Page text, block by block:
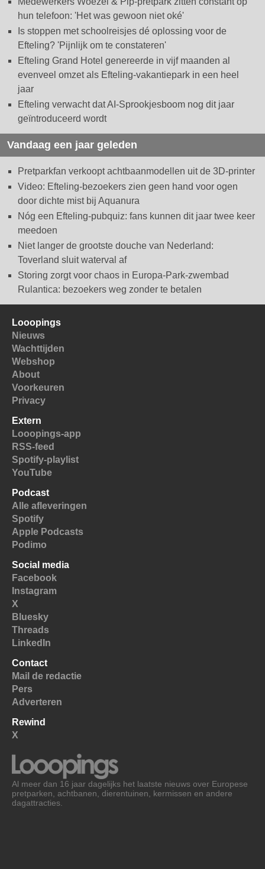
hun telefoon: 'Het was gewoon niet oké'
Is stoppen met schoolreisjes dé oplossing voor de
Efteling? 'Pijnlijk om te constateren'
Efteling Grand Hotel genereerde in vijf maanden al
evenveel omzet als Efteling-vakantiepark in een heel
jaar
Efteling verwacht dat AI-Sprookjesboom nog dit jaar
geïntroduceerd wordt
Vandaag een jaar geleden
Pretparkfan verkoopt achtbaanmodellen uit de 3D-printer
Video: Efteling-bezoekers zien geen hand voor ogen
door dichte mist bij Aquanura
Nóg een Efteling-pubquiz: fans kunnen dit jaar twee keer
meedoen
Niet langer de grootste douche van Nederland:
Toverland sluit waterval af
Storing zorgt voor chaos in Europa-Park-zwembad
Rulantica: bezoekers weg zonder te betalen
Looopings
Nieuws
Wachttijden
Webshop
About
Voorkeuren
Privacy
Extern
Looopings-app
RSS-feed
Spotify-playlist
YouTube
Podcast
Alle afleveringen
Spotify
Apple Podcasts
Podimo
Social media
Facebook
Instagram
X
Bluesky
Threads
LinkedIn
Contact
Mail de redactie
Pers
Adverteren
Rewind
X
Al meer dan 16 jaar dagelijks het laatste nieuws over Europese
pretparken, achtbanen, dierentuinen, kermissen en andere
dagattracties.